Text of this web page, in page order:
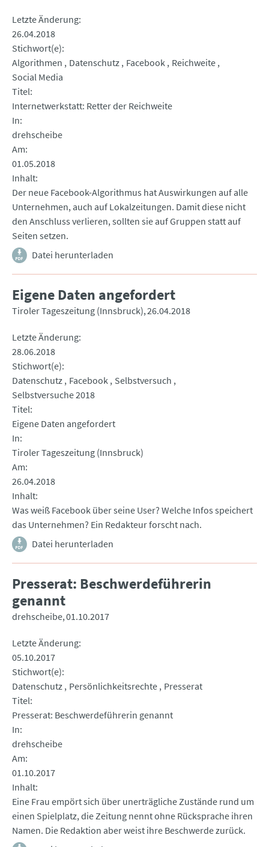
Letzte Änderung
26.04.2018
Stichwort(e)
Algorithmen
Datenschutz Facebook Reichweite
Social Media
Titel
Internetwerkstatt: Retter der Reichweite
In
drehscheibe
Am
01.05.2018
Inhalt
Der neue Facebook-Algorithmus hat Auswirkungen auf alle
Unternehmen, auch auf Lokalzeitungen. Damit diese nicht
den Anschluss verlieren, sollten sie auf Gruppen statt auf
Seiten setzen.
Datei herunterladen
Eigene Daten angefordert
Tiroler Tageszeitung (Innsbruck) 26.04.2018
Letzte Änderung
28.06.2018
Stichwort(e)
Datenschutz Facebook Selbstversuch
Selbstversuche 2018
Titel
Eigene Daten angefordert
In
Tiroler Tageszeitung (Innsbruck)
Am
26.04.2018
Inhalt
Was weiß Facebook über seine User? Welche Infos speichert
das Unternehmen? Ein Redakteur forscht nach.
Datei herunterladen
Presserat: Beschwerdeführerin
genannt
drehscheibe 01.10.2017
Letzte Änderung
05.10.2017
Stichwort(e)
Datenschutz Persönlichkeitsrechte Presserat
Titel
Presserat: Beschwerdeführerin genannt
In
drehscheibe
Am
01.10.2017
Inhalt
Eine Frau empört sich über unerträgliche Zustände rund um
einen Spielplatz, die Zeitung nennt ohne Rücksprache ihren
Namen. Die Redaktion aber weist ihre Beschwerde zurück.